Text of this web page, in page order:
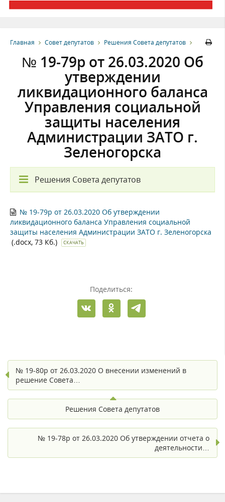
Главная Совет депутатов Решения Совета депутатов
№ 19-79р от 26.03.2020 Об
утверждении
ликвидационного баланса
Управления социальной
защиты населения
Администрации ЗАТО г.
Зеленогорска
Решения Совета депутатов
№ 19-79р от 26.03.2020 Об утверждении
ликвидационного баланса Управления социальной
защиты населения Администрации ЗАТО г. Зеленогорска
(.docx, 73 Кб.)
СКАЧАТЬ
Поделиться:
№ 19-80р от 26.03.2020 О внесении изменений в
решение Совета…
Решения Совета депутатов
№ 19-78р от 26.03.2020 Об утверждении отчета о
деятельности…